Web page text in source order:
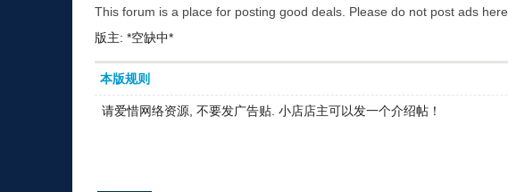
This forum is a place for posting good deals. Please do not post ads here.
版主: *空缺中*
本版规则
请爱惜网络资源, 不要发广告贴. 小店店主可以发一个介绍帖！